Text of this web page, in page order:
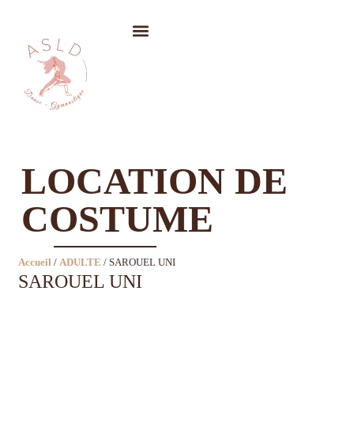
LOCATION DE
COSTUME
Accueil / ADULTE / SAROUEL UNI
SAROUEL UNI